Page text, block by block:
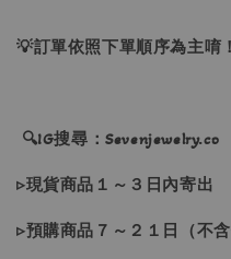
💡訂單依照下單順序為主唷！
🔍IG搜尋：Sevenjewelry.co
▹現貨商品１～３日內寄出
▹預購商品７～２１日（不